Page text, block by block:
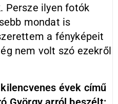
Persze ilyen fotók
mondat is
a fényképeit
nem volt szó ezekről
évek című